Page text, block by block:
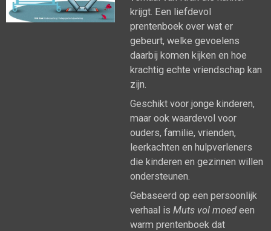
krijgt. Een liefdevol
prentenboek over wat er
gebeurt, welke gevoelens
daarbij komen kijken en hoe
krachtig echte vriendschap kan
zijn.
Geschikt voor jonge kinderen,
maar ook waardevol voor
ouders, familie, vrienden,
leerkachten en hulpverleners
die kinderen en gezinnen willen
ondersteunen.
Gebaseerd op een persoonlijk
verhaal is Muts vol moedeen
warm prentenboek dat